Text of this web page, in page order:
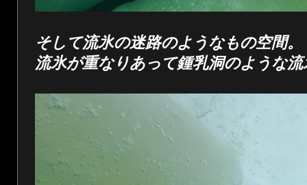
そして流氷の迷路のようなもの空間。
流氷が重なりあって鍾乳洞のような